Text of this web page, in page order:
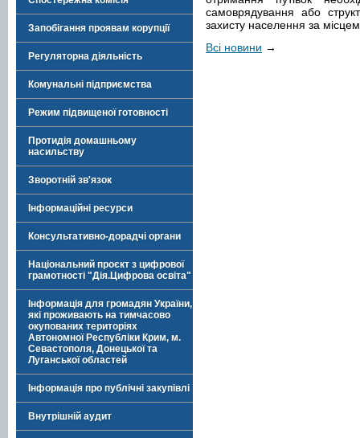
Запобігання проявам корупції
Регуляторна діяльність
Комунальні підприємства
Режим підвищеної готовності
Протидія домашньому
насильству
Зворотній зв'язок
Інформаційні ресурси
Консультативно-дорадчі органи
Національний проєкт з цифрової
грамотності "Дія.Цифрова освіта"
Інформація для громадян України,
які проживають на тимчасово
окупованих територіях
Автономної Республіки Крим, м.
Севастополя, Донецької та
Луганської областей
Інформація про публічні закупівлі
Внутрішній аудит
самоврядування або
захисту населення за
Всі новини →